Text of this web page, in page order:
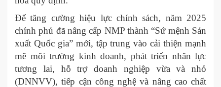
Để tăng cường hiệu lực chính sách, năm 2025
chính phủ đã nâng cấp NMP thành “Sứ mệnh Sản
xuất Quốc gia” mới, tập trung vào cải thiện mạnh
mẽ môi trường kinh doanh, phát triển nhân lực
tương lai, hỗ trợ doanh nghiệp vừa và nhỏ
(DNNVV), tiếp cận công nghệ và nâng cao chất